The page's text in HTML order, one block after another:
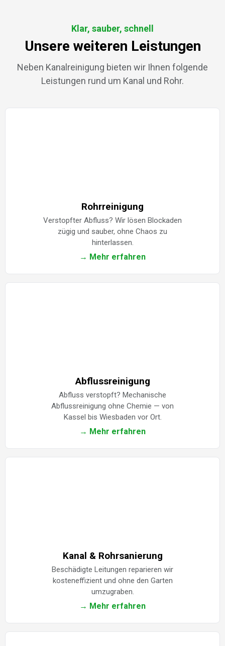
Klar, sauber, schnell
Unsere weiteren Leistungen
Neben Kanalreinigung bieten wir Ihnen folgende
Leistungen rund um Kanal und Rohr.
Rohrreinigung
Verstopfter Abfluss? Wir lösen Blockaden
zügig und sauber, ohne Chaos zu
hinterlassen.
→ Mehr erfahren
Abflussreinigung
Abfluss verstopft? Mechanische
Abflussreinigung ohne Chemie — von
Kassel bis Wiesbaden vor Ort.
→ Mehr erfahren
Kanal & Rohrsanierung
Beschädigte Leitungen reparieren wir
kosteneffizient und ohne den Garten
umzugraben.
→ Mehr erfahren